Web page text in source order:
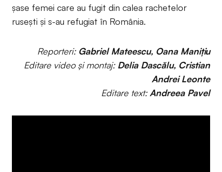
șase femei care au fugit din calea rachetelor
rusești și s-au refugiat în România.
Reporteri: Gabriel Mateescu, Oana Manițiu
Editare video și montaj: Delia Dascălu, Cristian
Andrei Leonte
Editare text:Andreea Pavel